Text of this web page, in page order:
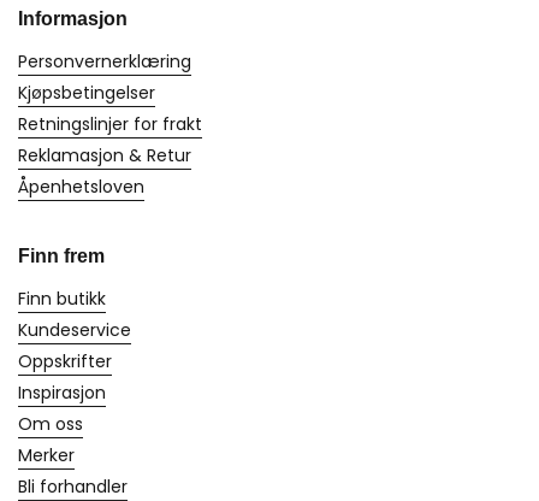
Informasjon
Personvernerklæring
Kjøpsbetingelser
Retningslinjer for frakt
Reklamasjon & Retur
Åpenhetsloven
Finn frem
Finn butikk
Kundeservice
Oppskrifter
Inspirasjon
Om oss
Merker
Bli forhandler